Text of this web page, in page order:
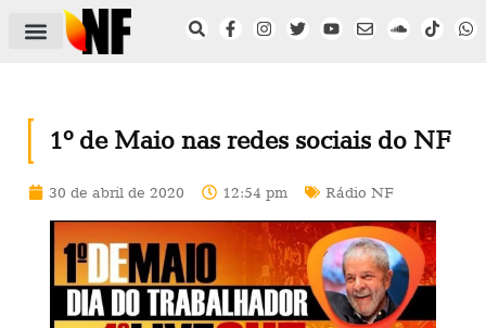
1º de Maio nas redes sociais do NF
30 de abril de 2020 12:54 pm Rádio NF